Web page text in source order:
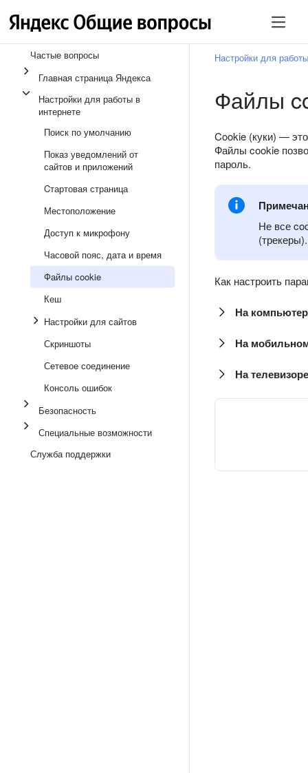
Частые вопросы
Главная страница Яндекса
Настройки для работы в
интернете
Поиск по умолчанию
Показ уведомлений от
сайтов и приложений
Cтартовая страница
Местоположение
Доступ к микрофону
Часовой пояс, дата и время
Файлы cookie
Кеш
Настройки для сайтов
Скриншоты
Сетевое соединение
Консоль ошибок
Безопасность
Специальные возможности
Служба поддержки
Настройки для
Файлы
Cookie (куки) —
Файлы cookie
пароль.
Не все
(трекеры).
Как настроить
На
На
На телевизоре